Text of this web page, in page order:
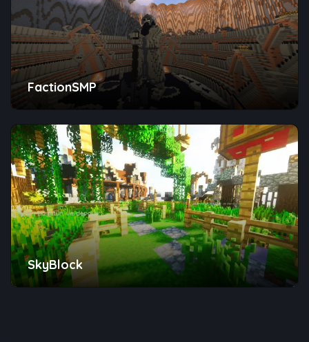
FactionSMP
SkyBlock